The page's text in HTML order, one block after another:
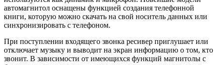
автомагнитол оснащены функцией создания телефонной
книги, которую можно скачать на свой носитель данных или
синхронизировать с телефоном.
При поступлении входящего звонка ресивер приглушает или
отключает музыку и выводит на экран информацию о том, кто
звонит. В зависимости от имеющихся функций магнитолы с